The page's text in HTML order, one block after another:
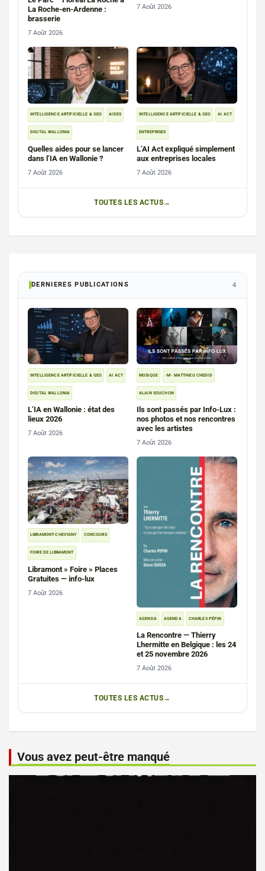
La Roche-en-Ardenne :
brasserie
7 Août 2026
7 Août 2026
INTELLIGENCE ARTIFICIELLE & GEO AIDES
DIGITAL WALLONIA
Quelles aides pour se lancer
dans l’IA en Wallonie ?
7 Août 2026
INTELLIGENCE ARTIFICIELLE & GEO AI ACT
ENTREPRISES
L’AI Act expliqué simplement
aux entreprises locales
7 Août 2026
TOUTES LES ACTUS
DERNIERES PUBLICATIONS 4
INTELLIGENCE ARTIFICIELLE & GEO AI ACT
DIGITAL WALLONIA
L’IA en Wallonie : état des
lieux 2026
7 Août 2026
MUSIQUE -M- MATTHIEU CHEDID
ALAIN SOUCHON
Ils sont passés par Info-Lux :
nos photos et nos rencontres
avec les artistes
7 Août 2026
LIBRAMONT-CHEVIGNY CONCOURS
FOIRE DE LIBRAMONT
Libramont » Foire » Places
Gratuites — info-lux
7 Août 2026
AGENDA AGENDA CHARLES PÉPIN
La Rencontre — Thierry
Lhermitte en Belgique : les 24
et 25 novembre 2026
7 Août 2026
TOUTES LES ACTUS
Vous avez peut-être manqué